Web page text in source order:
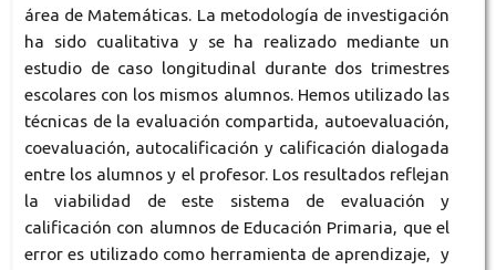
área de Matemáticas. La metodología de investigación
ha sido cualitativa y se ha realizado mediante un
estudio de caso longitudinal durante dos trimestres
escolares con los mismos alumnos. Hemos utilizado las
técnicas de la evaluación compartida, autoevaluación,
coevaluación, autocalificación y calificación dialogada
entre los alumnos y el profesor. Los resultados reflejan
la viabilidad de este sistema de evaluación y
calificación con alumnos de Educación Primaria, que el
error es utilizado como herramienta de aprendizaje, y